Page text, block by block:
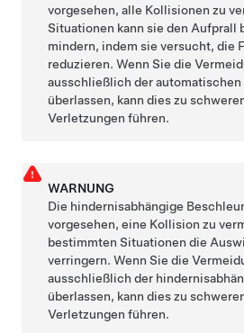
vorgesehen, alle Kollisionen zu
Situationen kann sie den Aufprall
mindern, indem sie versucht, die
reduzieren. Wenn Sie die
ausschließlich der
überlassen, kann dies zu
Verletzungen führen.
WARNUNG
Die hindernisabhängige
vorgesehen, eine Kollision zu
bestimmten Situationen die
verringern. Wenn Sie die
ausschließlich der
überlassen, kann dies zu
Verletzungen führen.